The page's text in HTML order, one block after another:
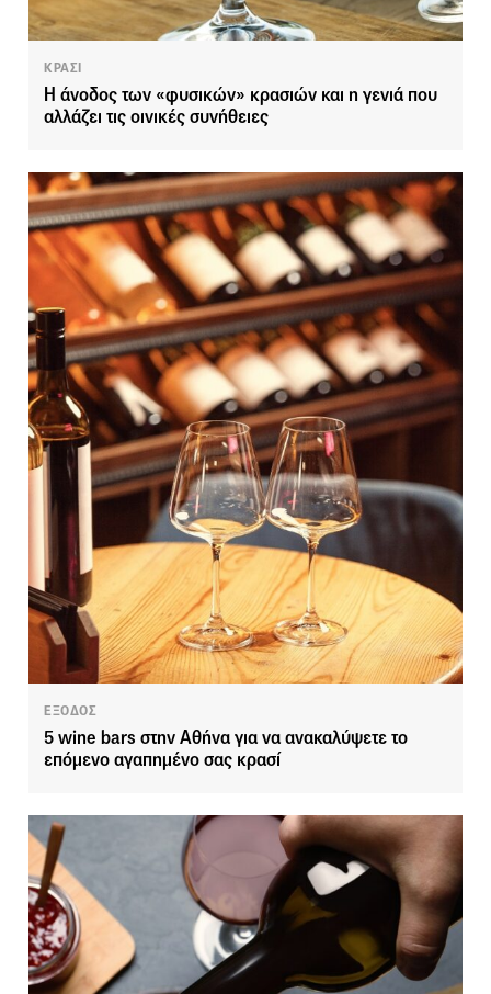
ΚΡΑΣΙ
Η άνοδος των «φυσικών» κρασιών και η γενιά που
αλλάζει τις οινικές συνήθειες
ΕΞΟΔΟΣ
5 wine bars στην Αθήνα για να ανακαλύψετε το
επόμενο αγαπημένο σας κρασί